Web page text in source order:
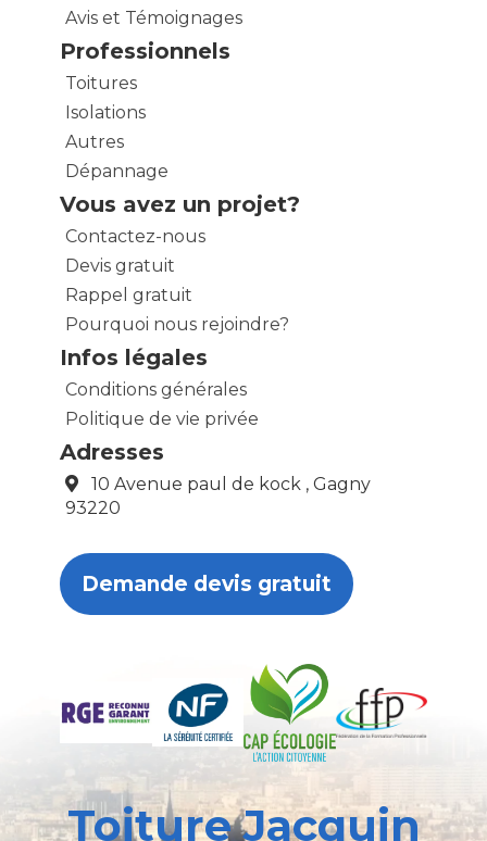
Avis et Témoignages
Professionnels
Toitures
Isolations
Autres
Dépannage
Vous avez un projet?
Contactez-nous
Devis gratuit
Rappel gratuit
Pourquoi nous rejoindre?
Infos légales
Conditions générales
Politique de vie privée
Adresses
10 Avenue paul de kock , Gagny
93220
Demande devis gratuit
Toiture Jacquin